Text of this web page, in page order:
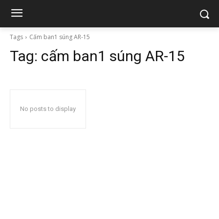
Tags Cấm ban1 súng AR-15
Tag: cấm ban1 súng AR-15
No posts to display